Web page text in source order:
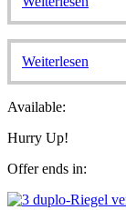
Weiterlesen
Available:
Hurry Up!
Offer ends in: